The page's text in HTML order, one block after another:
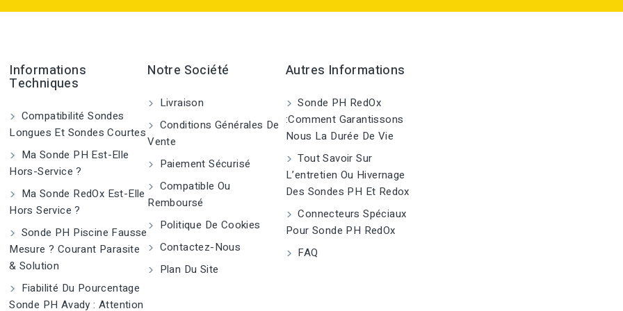
Informations
Techniques
Compatibilité Sondes
Longues Et Sondes Courtes
Ma Sonde PH Est-Elle
Hors-Service ?
Ma Sonde RedOx Est-Elle
Hors Service ?
Sonde PH Piscine Fausse
Mesure ? Courant Parasite
& Solution
Fiabilité Du Pourcentage
Sonde PH Avady : Attention
Notre Société
Livraison
Conditions Générales De
Vente
Paiement Sécurisé
Compatible Ou
Remboursé
Politique De Cookies
Contactez-Nous
Plan Du Site
Autres Informations
Sonde PH RedOx
:Comment Garantissons
Nous La Durée De Vie
Tout Savoir Sur
L’entretien Ou Hivernage
Des Sondes PH Et Redox
Connecteurs Spéciaux
Pour Sonde PH RedOx
FAQ